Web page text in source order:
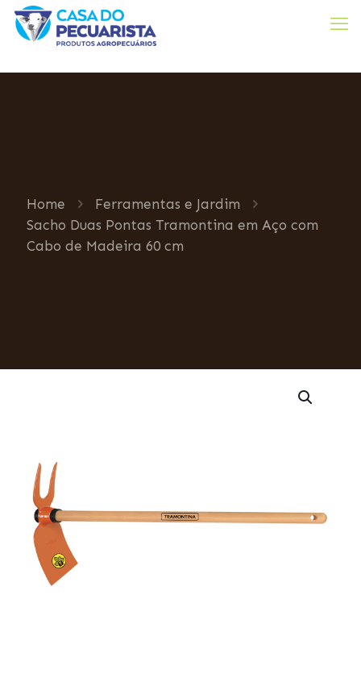
Home
Ferramentas e Jardim
Sacho Duas Pontas Tramontina em Aço com
Cabo de Madeira 60 cm